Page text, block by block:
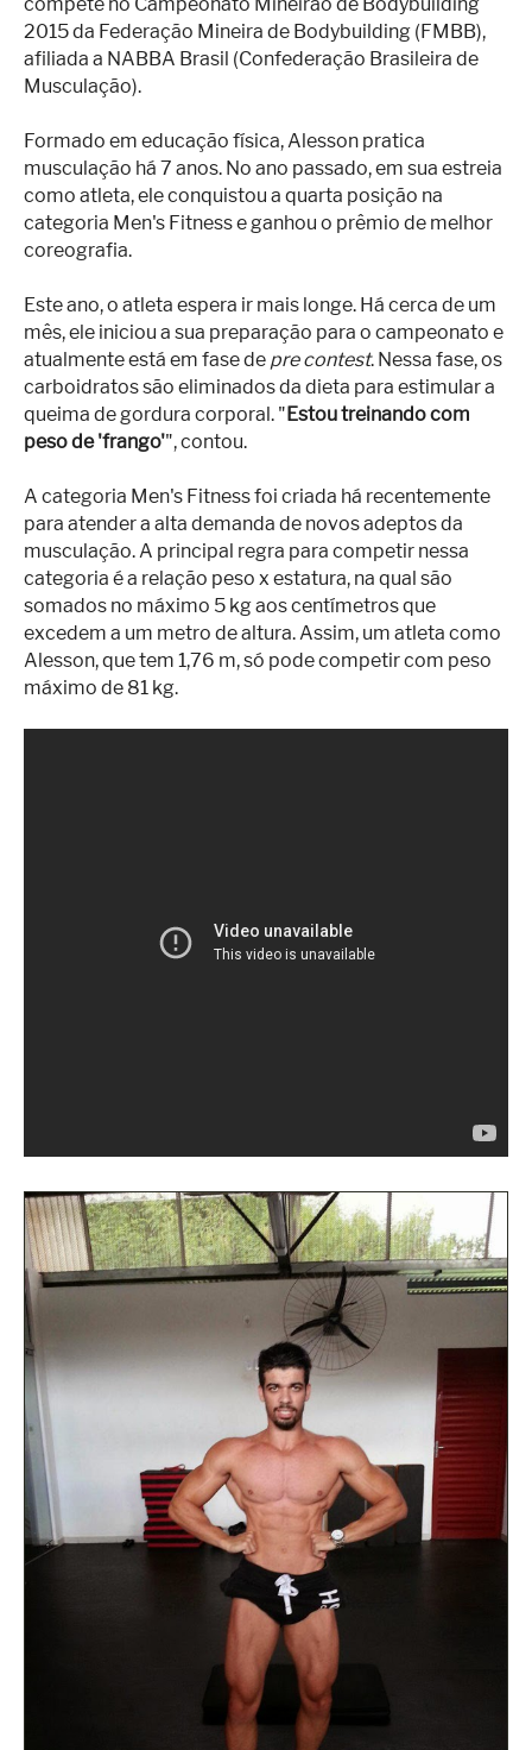
2015 da Federação Mineira de Bodybuilding (FMBB),
afiliada a NABBA Brasil (Confederação Brasileira de
Musculação).
Formado em educação física, Alesson pratica
musculação há 7 anos. No ano passado, em sua estreia
como atleta, ele conquistou a quarta posição na
categoria Men's Fitness e ganhou o prêmio de melhor
coreografia.
Este ano, o atleta espera ir mais longe. Há cerca de um
mês, ele iniciou a sua preparação para o campeonato e
atualmente está em fase de pre contest. Nessa fase, os
carboidratos são eliminados da dieta para estimular a
queima de gordura corporal. "Estou treinando com
peso de 'frango'", contou.
A categoria Men's Fitness foi criada há recentemente
para atender a alta demanda de novos adeptos da
musculação. A principal regra para competir nessa
categoria é a relação peso x estatura, na qual são
somados no máximo 5 kg aos centímetros que
excedem a um metro de altura. Assim, um atleta como
Alesson, que tem 1,76 m, só pode competir com peso
máximo de 81 kg.